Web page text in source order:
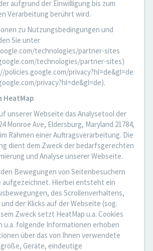
aufgrund der Einwilligung bis zum
Verarbeitung berührt wird.
zu Nutzungsbedingungen und
Sie unter
technologies/partner-sites
technologies/partner-sites)
privacy?hl=de&gl=de
privacy?hl=de&gl=de).
HeatMap
unserer Webseite das Analysetool der
Monroe Ave, Eldersburg, Maryland 21784,
Rahmen einer Auftragsverarbeitung. Die
dient dem Zweck der bedarfsgerechten
und Analyse unserer Webseite.
Bewegungen von Seitenbesuchern
aufgezeichnet. Hierbei entsteht ein
des Scrollenverhaltens,
der Klicks auf der Webseite (sog.
Zweck setzt HeatMap u.a. Cookies
u.a. folgende Informationen erhoben
über das von Ihnen verwendete
Geräte, eindeutige